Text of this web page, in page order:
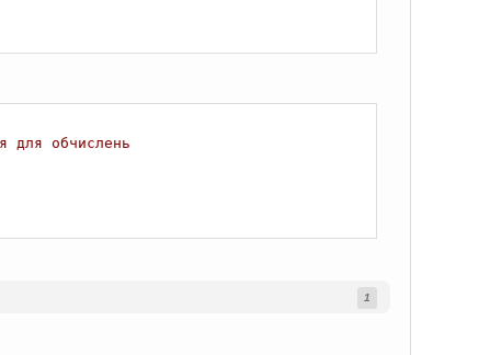
обчислень
1